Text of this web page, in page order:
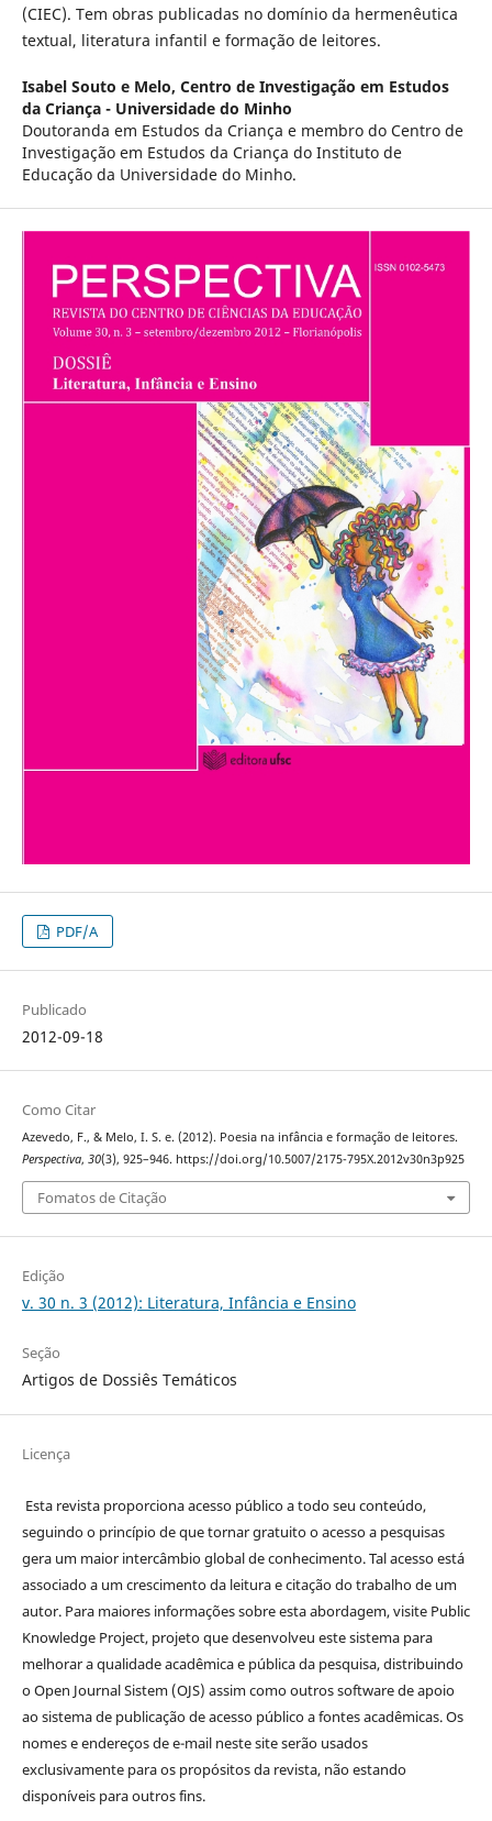
(CIEC). Tem obras publicadas no domínio da hermenêutica
textual, literatura infantil e formação de leitores.
Isabel Souto e Melo, Centro de Investigação em Estudos
da Criança - Universidade do Minho
Doutoranda em Estudos da Criança e membro do Centro de
Investigação em Estudos da Criança do Instituto de
Educação da Universidade do Minho.
PDF/A
Publicado
2012-09-18
Como Citar
Azevedo, F., & Melo, I. S. e. (2012). Poesia na infância e formação de leitores.
Perspectiva, 30(3), 925–946. https://doi.org/10.5007/2175-795X.2012v30n3p925
Fomatos de Citação
Edição
v. 30 n. 3 (2012): Literatura, Infância e Ensino
Seção
Artigos de Dossiês Temáticos
Licença
Esta revista proporciona acesso público a todo seu conteúdo,
seguindo o princípio de que tornar gratuito o acesso a pesquisas
gera um maior intercâmbio global de conhecimento. Tal acesso está
associado a um crescimento da leitura e citação do trabalho de um
autor. Para maiores informações sobre esta abordagem, visite Public
Knowledge Project, projeto que desenvolveu este sistema para
melhorar a qualidade acadêmica e pública da pesquisa, distribuindo
o Open Journal Sistem (OJS) assim como outros software de apoio
ao sistema de publicação de acesso público a fontes acadêmicas. Os
nomes e endereços de e-mail neste site serão usados
exclusivamente para os propósitos da revista, não estando
disponíveis para outros fins.